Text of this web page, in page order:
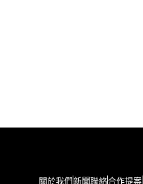
關於我們新聞聯絡合作提案